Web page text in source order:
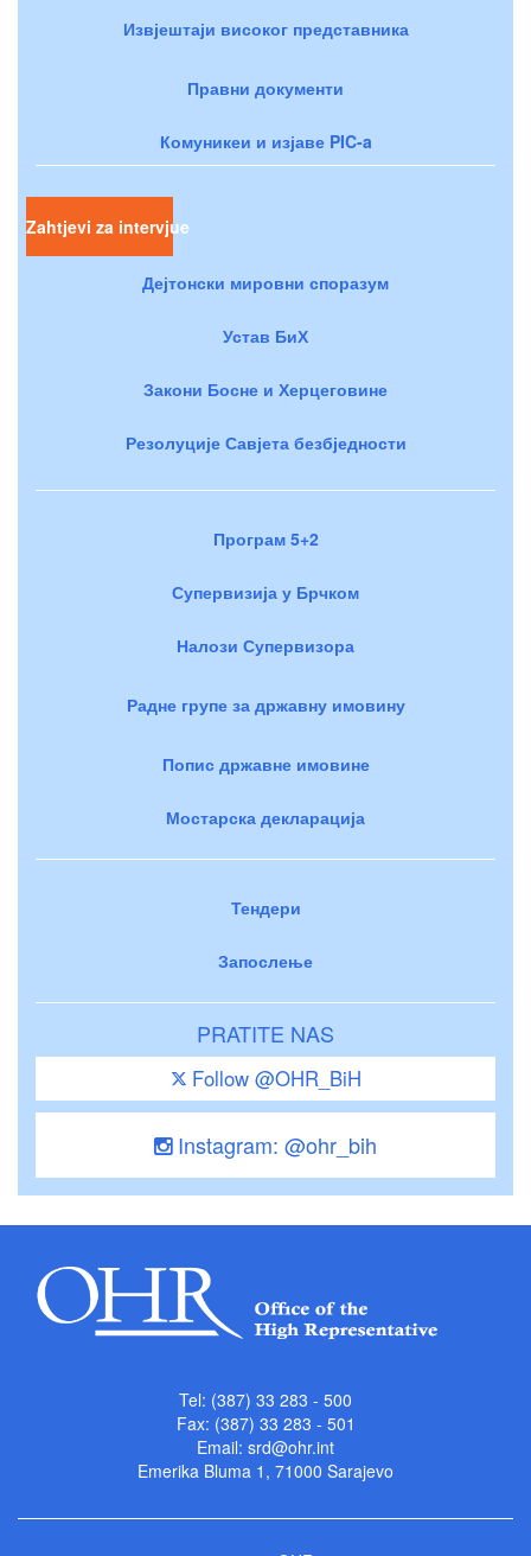
Извјештаји високог представника
Правни документи
Комуникеи и изјаве PIC-a
Zahtjevi za intervjue
Дејтонски мировни споразум
Устав БиХ
Закони Босне и Херцеговине
Резолуције Савјета безбједности
Програм 5+2
Супервизија у Брчком
Налози Супервизора
Радне групе за државну имовину
Попис државне имовине
Мостарска декларација
Тендери
Запослење
PRATITE NAS
Follow @OHR_BiH
Instagram: @ohr_bih
Tel: (387) 33 283 - 500
Fax: (387) 33 283 - 501
Email: srd@ohr.int
Emerika Bluma 1, 71000 Sarajevo